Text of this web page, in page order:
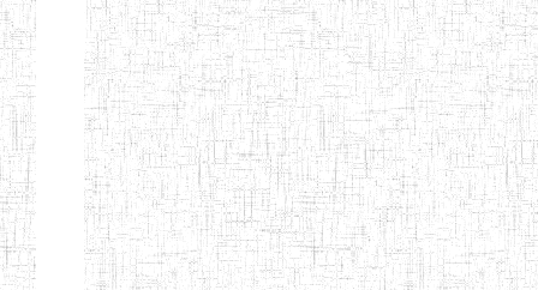
Etablissements
d'enseignement
normal
ENI